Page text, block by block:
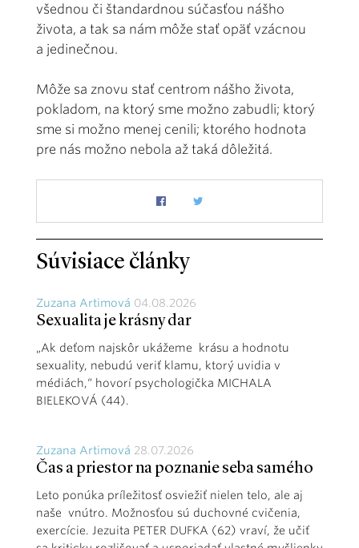
všednou či štandardnou súčasťou nášho
života, a tak sa nám môže stať opäť vzácnou
a jedinečnou.
Môže sa znovu stať centrom nášho života,
pokladom, na ktorý sme možno zabudli; ktorý
sme si možno menej cenili; ktorého hodnota
pre nás možno nebola až taká dôležitá.
Súvisiace články
Zuzana Artimová 04.08.2026
Sexualita je krásny dar
„Ak deťom najskôr ukážeme krásu a hodnotu
sexuality, nebudú veriť klamu, ktorý uvidia v
médiách,“ hovorí psychologička MICHALA
BIELEKOVÁ (44).
Zuzana Artimová 28.07.2026
Čas a priestor na poznanie seba samého
Leto ponúka príležitosť osviežiť nielen telo, ale aj
naše vnútro. Možnosťou sú duchovné cvičenia,
exercície. Jezuita PETER DUFKA (62) vraví, že učiť